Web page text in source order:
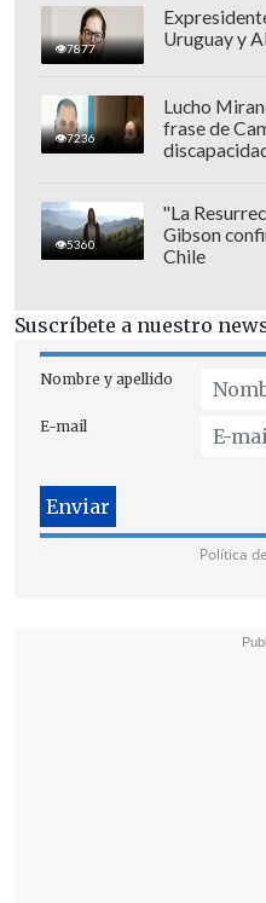
Junto con el detalle
organización inició
diarios para
precios que parten
7877
Uruguay y
7236
Lucho
frase de
5360
"La
Gibson
Chile
Suscríbete a nuestro
Nombre y apellido
E-mail
Política